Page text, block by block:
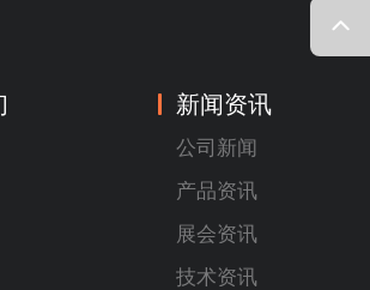
新闻资讯
公司新闻
产品资讯
展会资讯
技术资讯